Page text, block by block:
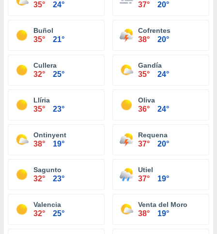
35° 24° 37° 20°
Buñol
35° 21°
Cofrentes
38° 20°
Cullera
32° 25°
Gandía
35° 24°
Llíria
35° 23°
Oliva
36° 24°
Ontinyent
38° 19°
Requena
37° 20°
Sagunto
32° 23°
Utiel
37° 19°
Valencia
32° 25°
Venta del Moro
38° 19°